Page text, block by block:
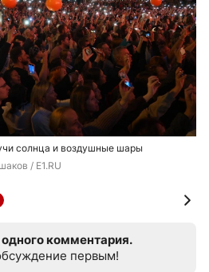
солнца и воздушные шары
/ E1.RU
одного комментария.
первым!